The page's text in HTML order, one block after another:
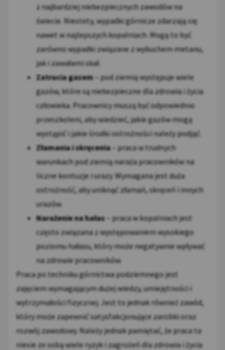
z najbardziej niebezpiecznych zawodów na
świecie. Niestety, wypadki górnicze zdarzają się
nawet w najlepszych kopalniach. Mogą to być
zarówno wypadki związane z wybuchem metanu,
jak i zawałami skał.
Zatrucia gazem– pod ziemią występuje wiele
gazów, które są niebezpieczne dla zdrowia i życia
człowieka. Pracownicy muszą być odpowiednio
przeszkoleni, aby wiedzieć, jakie gazów mogą
wystąpić i jakie środki ostrożności należy podjąć.
Złamania i skręcenia– praca w trudnych
warunkach pod ziemią naraża pracowników na
liczne kontuzje i urazy. Wymagana jest duża
ostrożność, aby uniknąć złamań, skręceń i innych
urazów.
Narażenie na hałas – praca w kopalniach jest
często związana z występowaniem wysokiego
poziomu hałasu, który może negatywnie wpływać
na zdrowie pracowników.
Praca po techniku górnictwa podziemnego jest
zajęciem wymagającym dużej wiedzy, umiejętności i
wytrzymałości fizycznej. Jest to jednak również zawód,
który może zapewnić satysfakcjonujące zarobki oraz
rozwój zawodowy. Należy jednak pamiętać, że praca ta
niesie ze sobą wiele ryzyk i zagrożeń dla zdrowia i życia